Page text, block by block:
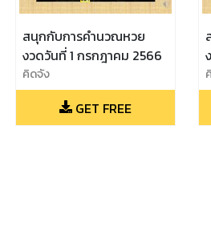
สนุกกับการคำนวณหวย
งวดวันที่ 1 กรกฎาคม 2566
คิดจัง
GET FREE